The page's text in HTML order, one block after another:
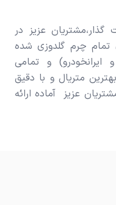
عزیز در
چرم گلدوزی شده
ایرانخودرو) و تمامی
متریال و با دقیق
عزیز ‌ آماده ارائه